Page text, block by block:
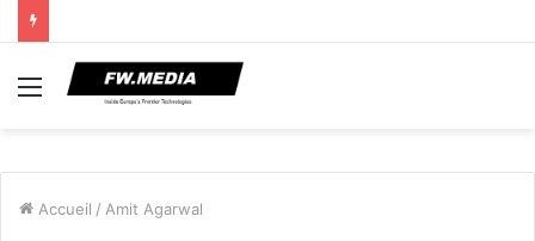
Menu
Accueil / Amit Agarwal